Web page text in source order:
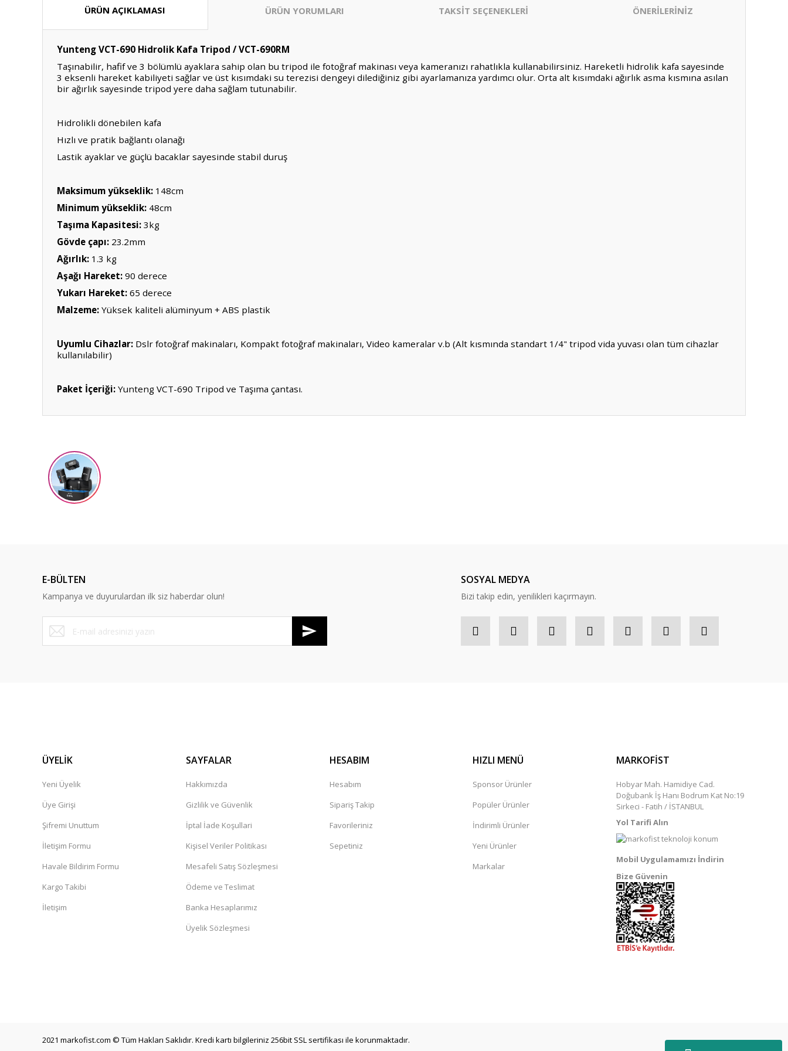
ÜRÜN AÇIKLAMASI ÜRÜN YORUMLARI TAKSİT SEÇENEKLERİ ÖNERİLERİNİZ
Yunteng VCT-690 Hidrolik Kafa Tripod / VCT-690RM
Taşınabilir, hafif ve 3 bölümlü ayaklara sahip olan bu tripod ile fotoğraf makinası veya kameranızı rahatlıkla kullanabilirsiniz. Hareketli hidrolik kafa sayesinde
3 eksenli hareket kabiliyeti sağlar ve üst kısımdaki su terezisi dengeyi dilediğiniz gibi ayarlamanıza yardımcı olur. Orta alt kısımdaki ağırlık asma kısmına asılan
bir ağırlık sayesinde tripod yere daha sağlam tutunabilir.
Hidrolikli dönebilen kafa
Hızlı ve pratik bağlantı olanağı
Lastik ayaklar ve güçlü bacaklar sayesinde stabil duruş
Maksimum yükseklik: 148cm
Minimum yükseklik: 48cm
Taşıma Kapasitesi: 3kg
Gövde çapı: 23.2mm
Ağırlık: 1.3 kg
Aşağı Hareket: 90 derece
Yukarı Hareket: 65 derece
Malzeme: Yüksek kaliteli alüminyum + ABS plastik
Uyumlu Cihazlar: Dslr fotoğraf makinaları, Kompakt fotoğraf makinaları, Video kameralar v.b (Alt kısmında standart 1/4" tripod vida yuvası olan tüm cihazlar
kullanılabilir)
Paket İçeriği: Yunteng VCT-690 Tripod ve Taşıma çantası.
Ürün resmi kalitesiz, bozuk veya görüntülenemiyor.
Ürün açıklamasında eksik bilgiler bulunuyor.
E-BÜLTEN
Kampanya ve duyurulardan ilk siz haberdar olun!
SOSYAL MEDYA
Bizi takip edin, yenilikleri kaçırmayın.
ÜYELİK
Yeni Üyelik
Üye Girişi
Şifremi Unuttum
İletişim Formu
Havale Bildirim Formu
Kargo Takibi
İletişim
SAYFALAR
Hakkımızda
Gizlilik ve Güvenlik
İptal İade Koşullari
Kişisel Veriler Politikası
Mesafeli Satış Sözleşmesi
Ödeme ve Teslimat
Banka Hesaplarımız
Üyelik Sözleşmesi
HESABIM
Hesabım
Sipariş Takip
Favorileriniz
Sepetiniz
HIZLI MENÜ
Sponsor Ürünler
Popüler Ürünler
İndirimli Ürünler
Yeni Ürünler
Markalar
MARKOFİST
Hobyar Mah. Hamidiye Cad.
Doğubank İş Hanı Bodrum Kat No:19
Sirkeci - Fatih / İSTANBUL
Yol Tarifi Alın
Mobil Uygulamamızı İndirin
Bize Güvenin
2021 markofist.com © Tüm Hakları Saklıdır. Kredi kartı bilgileriniz 256bit SSL sertifikası ile korunmaktadır.